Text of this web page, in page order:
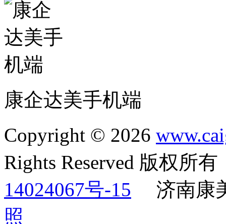
康企达美手机端
Copyright © 2026
Rights Reserved 版权所
14024067号-15 济南康
照